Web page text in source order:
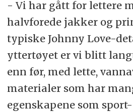
- Vi har gått for lettere
halvforede jakker og
typiske Johnny Love-
yttertøyet er vi blitt
enn før, med lette,
materialer som har
egenskapene som